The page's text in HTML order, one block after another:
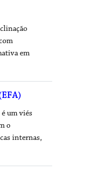
em
um viés
o
internas,